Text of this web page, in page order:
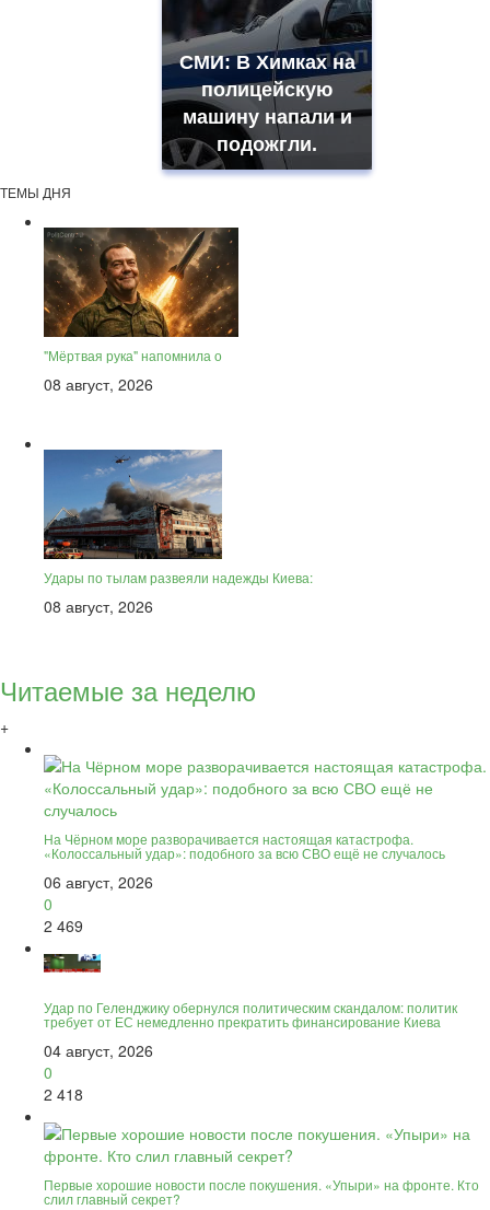
СМИ: В Химках на
полицейскую
машину напали и
подожгли.
ТЕМЫ ДНЯ
"Мёртвая рука" напомнила о
08 август, 2026
Удары по тылам развеяли надежды Киева:
08 август, 2026
Читаемые за неделю
+
На Чёрном море разворачивается настоящая катастрофа.
«Колоссальный удар»: подобного за всю СВО ещё не случалось
06 август, 2026
0
2 469
Удар по Геленджику обернулся политическим скандалом: политик
требует от ЕС немедленно прекратить финансирование Киева
04 август, 2026
0
2 418
Первые хорошие новости после покушения. «Упыри» на фронте. Кто
слил главный секрет?